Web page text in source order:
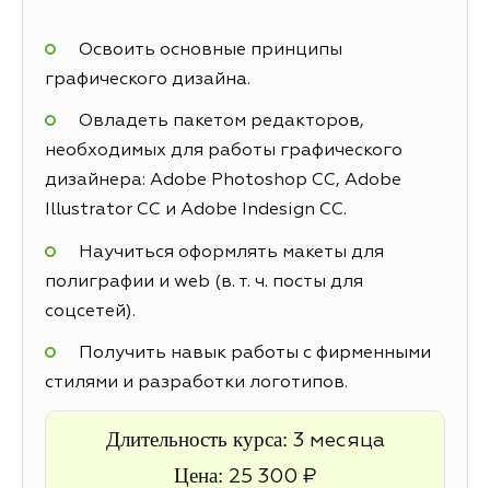
Освоить основные принципы
графического дизайна.
Овладеть пакетом редакторов,
необходимых для работы графического
дизайнера: Adobe Photoshop CC, Adobe
Illustrator CC и Adobe Indesign CC.
Научиться оформлять макеты для
полиграфии и web (в. т. ч. посты для
соцсетей).
Получить навык работы с фирменными
стилями и разработки логотипов.
Длительность курса: 3 месяца
Цена: 25 300 ₽